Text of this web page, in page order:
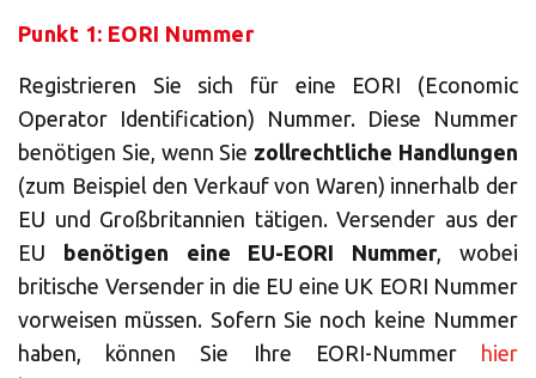
Drucklösungen
Marketinglösungen
ALLE
LÖSUNGEN
Postservices
ALLE
LÖSUNGEN
Punkt 1: EORI Nummer
Registrieren Sie sich für eine EORI (Economic
Operator Identification) Nummer. Diese Nummer
benötigen Sie, wenn Sie zollrechtliche Handlungen
(zum Beispiel den Verkauf von Waren) innerhalb der
EU und Großbritannien tätigen. Versender aus der
EU
benötigen eine EU-EORI Nummer, wobei
britische Versender in die EU eine UK EORI Nummer
vorweisen müssen. Sofern Sie noch keine Nummer
haben, können Sie Ihre EORI-Nummer hier